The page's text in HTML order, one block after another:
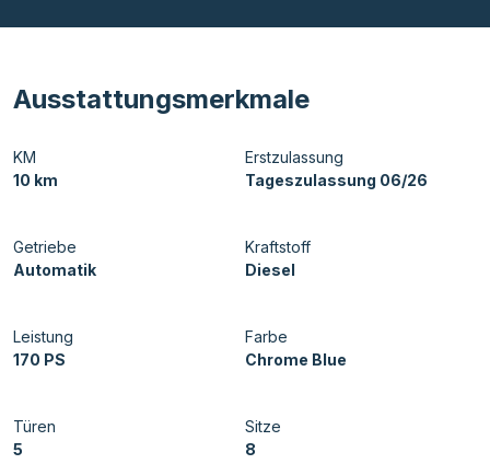
Ausstattungsmerkmale
KM
10 km
Erstzulassung
Tageszulassung 06/26
Getriebe
Automatik
Kraftstoff
Diesel
Leistung
170 PS
Farbe
Chrome Blue
Türen
5
Sitze
8